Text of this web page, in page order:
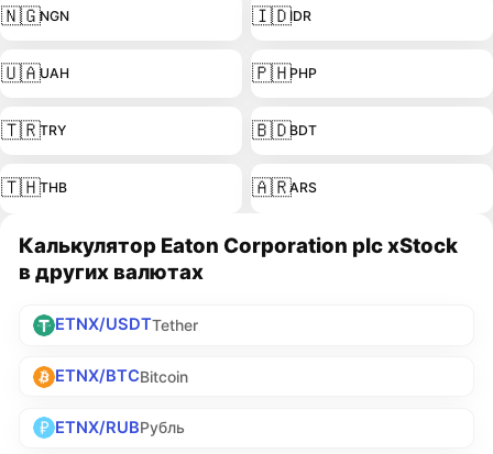
🇳🇬NGN 🇮🇩IDR
🇺🇦UAH 🇵🇭PHP
🇹🇷TRY 🇧🇩BDT
🇹🇭THB 🇦🇷ARS
Калькулятор Eaton Corporation plc xStock
в других валютах
ETNX/USDTTether
ETNX/BTCBitcoin
ETNX/RUBРубль